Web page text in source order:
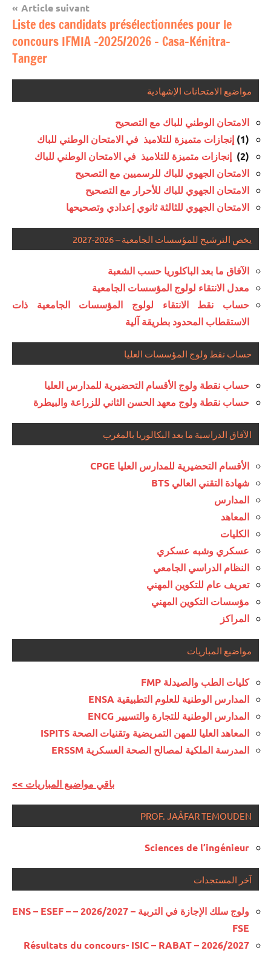
Article suivant
Liste des candidats présélectionnées pour le
concours IFMIA -2025/2026 – Casa-Kénitra-
Tanger
مواضيع الامتحانات الإشهادية
الامتحان الوطني للباك مع التصحيح
(1)
إنجازات متميزة للتلاميذ في الامتحان الوطني للباك
(2)
إنجازات متميزة للتلاميذ في الامتحان الوطني للباك
الامتحان الجهوي للباك للرسميين مع التصحيح
الامتحان الجهوي للباك للأحرار مع التصحيح
الامتحان الجهوي للثالثة ثانوي إعدادي وتصحيحها
يخص الترشيح للمؤسسات الجامعية – 2026-2027
الآفاق ما بعد الباكلوريا حسب الشعبة
معدل الانتقاء لولوج المؤسسات الجامعية
حساب نقط الانتقاء لولوج المؤسسات الجامعية ذات
الاستقطاب المحدود بطريقة آلية
حساب نقط ولوج المؤسسات العليا
حساب نقطة ولوج الأقسام التحضيرية للمدارس العليا
حساب نقطة ولوج معهد الحسن الثاني للزراعة والبيطرة
الآفاق الدراسية ما بعد البكالوريا بالمغرب
الأقسام التحضيرية للمدارس العليا CPGE
شهادة التقني العالي BTS
المدارس
المعاهد
الكليات
عسكري وشبه عسكري
النظام الدراسي الجامعي
تعريف عام للتكوين المهني
مؤسسات التكوين المهني
المراكز
مواضيع المباريات
كليات الطب والصيدلة FMP
المدارس الوطنية للعلوم التطبيقية ENSA
المدارس الوطنية للتجارة والتسيير ENCG
المعاهد العليا للمهن التمريضية وتقنيات الصحة ISPITS
المدرسة الملكية لمصالح الصحة العسكرية ERSSM
<< باقي مواضيع المباريات
PROF. JAÂFAR TEMOUDEN
Sciences de l’ingénieur
آخر المستجدات
ولوج سلك الإجازة في التربية – 2026/2027 – ENS – ESEF –
FSE
Résultats du concours- ISIC – RABAT – 2026/2027